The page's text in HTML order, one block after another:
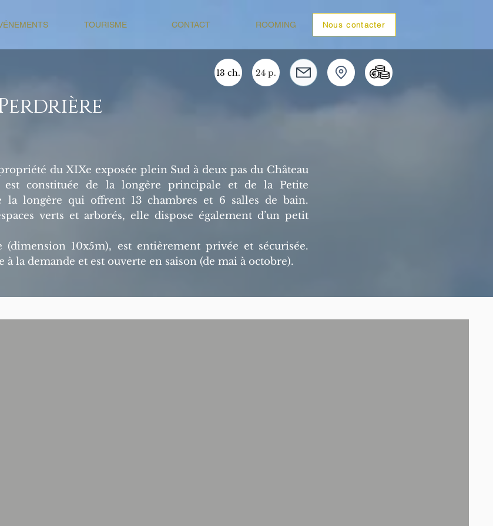
TOURISME CONTACT ROOMING Nous contacter
13 ch. 24 p.
du XIXe exposée plein Sud à deux pas du Château
est constituée de la longère principale et de la Petite
la longère qui offrent 13 chambres et 6 salles de bain.
verts et arborés, elle dispose également d’un petit
(dimension 10x5m), est entièrement privée et sécurisée.
à la demande et est ouverte en saison (de mai à octobre).